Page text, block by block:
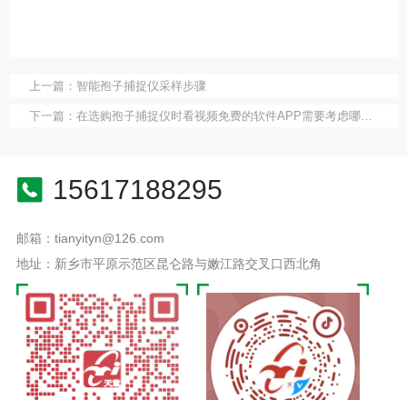
上一篇： ​智能孢子捕捉仪采样步骤
下一篇： 在选购孢子捕捉仪时看视频免费的软件APP需要考虑哪些地方
15617188295
邮箱：tianyityn@126.com
地址：新乡市平原示范区昆仑路与嫩江路交叉口西北角